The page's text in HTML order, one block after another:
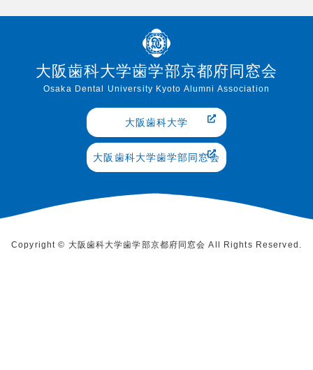
大阪歯科大学歯学部京都府同窓会
Osaka Dental University Kyoto Alumni Association
大阪歯科大学
大阪歯科大学歯学部同窓会
Copyright © 大阪歯科大学歯学部京都府同窓会 All Rights Reserved.